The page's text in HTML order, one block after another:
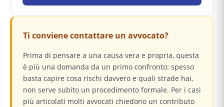
Ti conviene contattare un avvocato?
Prima di pensare a una causa vera e propria, questa
è più una domanda da un primo confronto: spesso
basta capire cosa rischi davvero e quali strade hai,
non serve subito un procedimento formale. Per i casi
più articolati molti avvocati chiedono un contributo